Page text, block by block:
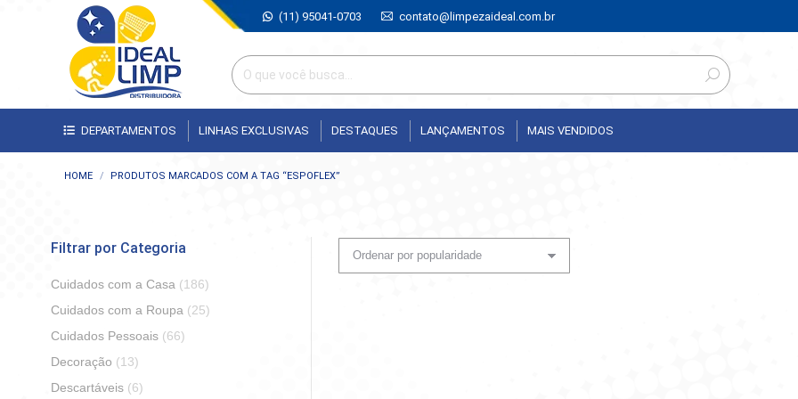
(11) 95041-0703 contato@limpezaideal.com.br
DEPARTAMENTOS LINHAS EXCLUSIVAS DESTAQUES LANÇAMENTOS MAIS VENDIDOS
Você está aqui:
HOME PRODUTOS MARCADOS COM A TAG “ESPOFLEX”
Filtrar por Categoria
Cuidados com a Casa (186)
Cuidados com a Roupa (25)
Cuidados Pessoais (66)
Decoração (13)
Descartáveis (6)